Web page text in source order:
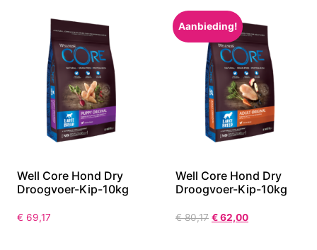
Well Core Hond Dry
Droogvoer-Kip-10kg
€ 69,17
Aanbieding!
Well Core Hond Dry
Droogvoer-Kip-10kg
€80,17 €62,00